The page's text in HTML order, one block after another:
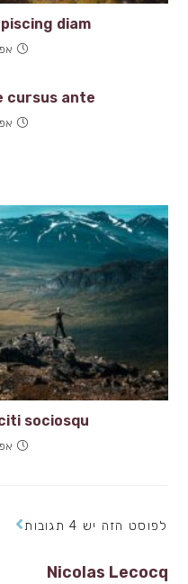
diam
cursus ante
sociosqu
לפוסט הזה יש 4 תגובות
Nicolas Lecocq